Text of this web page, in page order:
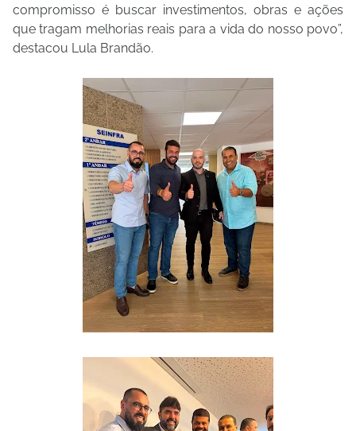
compromisso é buscar investimentos, obras e ações
que tragam melhorias reais para a vida do nosso povo”,
destacou Lula Brandão.